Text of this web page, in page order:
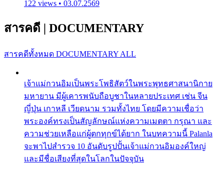
122 views • 03.07.2569
สารคดี | DOCUMENTARY
สารคดีทั้งหมด DOCUMENTARY ALL
เจ้าแม่กวนอิมเป็นพระโพธิสัตว์ในพระพุทธศาสนานิกาย
มหายาน มีผู้เคารพนับถือบูชาในหลายประเทศ เช่น จีน
ญี่ปุ่น เกาหลี เวียดนาม รวมทั้งไทย โดยมีความเชื่อว่า
พระองค์ทรงเป็นสัญลักษณ์แห่งความเมตตา กรุณา และ
ความช่วยเหลือแก่ผู้ตกทุกข์ได้ยาก ในบทความนี้ Palanla
จะพาไปสำรวจ 10 อันดับรูปปั้นเจ้าแม่กวนอิมองค์ใหญ่
และมีชื่อเสียงที่สุดในโลกในปัจจุบัน